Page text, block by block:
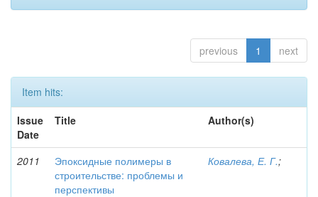
previous 1 next
Item hits:
Issue
Date
Title Author(s)
2011
Эпоксидные полимеры в
строительстве: проблемы и
перспективы
Ковалева, Е. Г.;